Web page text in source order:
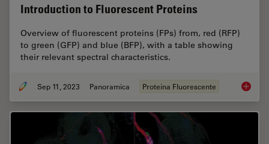
Introduction to Fluorescent Proteins
Overview of fluorescent proteins (FPs) from, red (RFP)
to green (GFP) and blue (BFP), with a table showing
their relevant spectral characteristics.
Sep 11, 2023 Panoramica Proteina Fluorescente